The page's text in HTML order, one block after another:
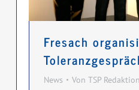
Fresach
News Von TSP Redaktion